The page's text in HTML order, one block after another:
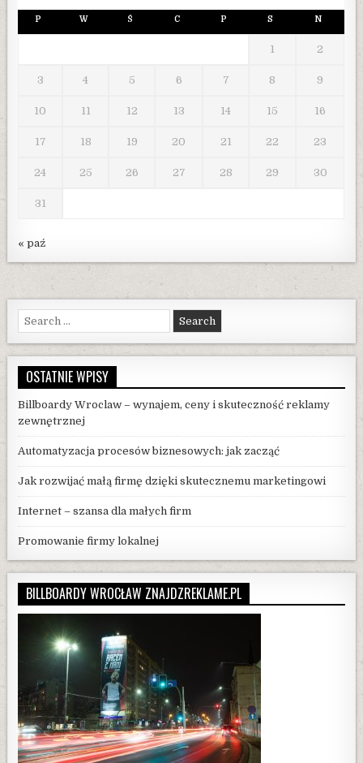
P W Ś C P S N
1 2
3 4 5 6 7 8 9
10 11 12 13 14 15 16
17 18 19 20 21 22 23
24 25 26 27 28 29 30
31
« paź
Search
for:
OSTATNIE WPISY
Billboardy Wroclaw – wynajem, ceny i skuteczność reklamy
zewnętrznej
Automatyzacja procesów biznesowych: jak zacząć
Jak rozwijać małą firmę dzięki skutecznemu marketingowi
Internet – szansa dla małych firm
Promowanie firmy lokalnej
BILLBOARDY WROCŁAW ZNAJDZREKLAME.PL